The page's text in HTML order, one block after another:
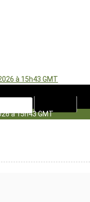
à 15h43 GMT
à 15h43 GMT